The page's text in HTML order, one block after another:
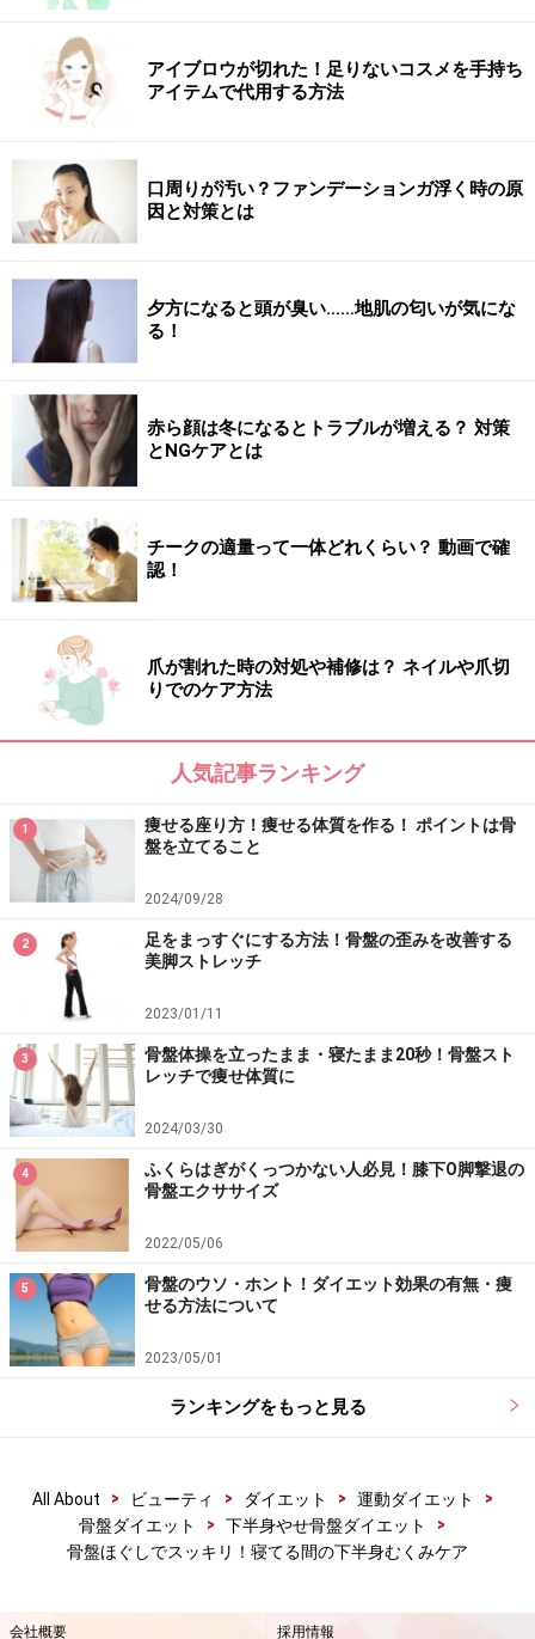
アイブロウが切れた！足りないコスメを手持ち
アイテムで代用する方法
口周りが汚い？ファンデーションガ浮く時の原
因と対策とは
夕方になると頭が臭い……地肌の匂いが気にな
る！
赤ら顔は冬になるとトラブルが増える？ 対策
とNGケアとは
チークの適量って一体どれくらい？ 動画で確
認！
爪が割れた時の対処や補修は？ ネイルや爪切
りでのケア方法
人気記事ランキング
1
痩せる座り方！痩せる体質を作る！ ポイントは骨
盤を立てること
2024/09/28
2
足をまっすぐにする方法！骨盤の歪みを改善する
美脚ストレッチ
2023/01/11
3
骨盤体操を立ったまま・寝たまま20秒！骨盤スト
レッチで痩せ体質に
2024/03/30
4
ふくらはぎがくっつかない人必見！膝下O脚撃退の
骨盤エクササイズ
2022/05/06
5
骨盤のウソ・ホント！ダイエット効果の有無・痩
せる方法について
2023/05/01
ランキングをもっと見る
All About > ビューティ > ダイエット > 運動ダイエット
>
骨盤ダイエット
> 下半身やせ骨盤ダイエット
>
骨盤ほぐしでスッキリ！寝てる間の下半身むくみケア
会社概要 採用情報